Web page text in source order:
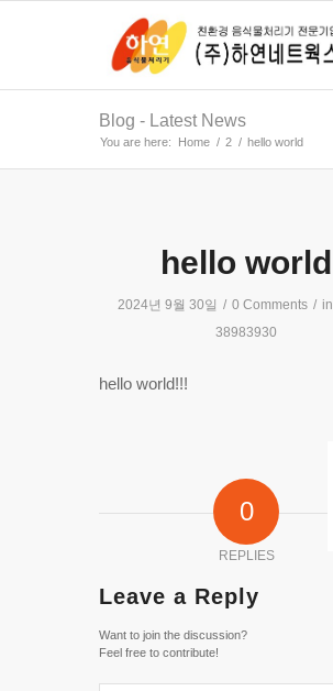
Blog - Latest News
You are here: Home / 2 / hello world
hello world
2024년 9월 30일 / 0 Comments / in
38983930
hello world!!!
0
REPLIES
Leave a Reply
Want to join the discussion?
Feel free to contribute!